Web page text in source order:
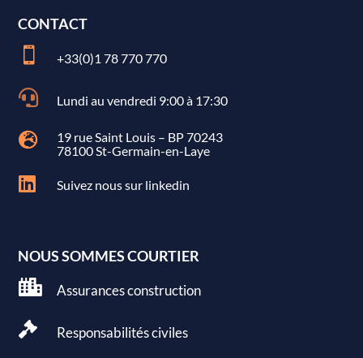
CONTACT
 +33(0)1 78 770 770
 Lundi au vendredi 9:00 à 17:30

19 rue Saint Louis – BP 70243
78100 St-Germain-en-Laye
 Suivez nous sur linkedin
NOUS SOMMES COURTIER
 Assurances construction
 Responsabilités civiles